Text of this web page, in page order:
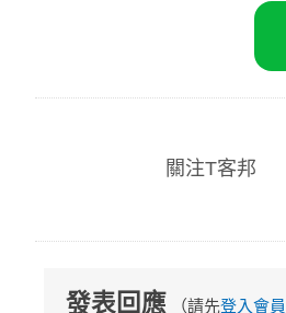
關注T客邦
發表回應 （請先登入會員